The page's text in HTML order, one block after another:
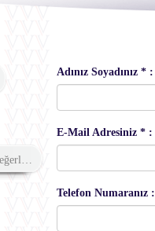
Kentsel Dönüşüm / Yenileme Değerleme Talebi
Adınız Soyadınız * :
E-Mail Adresiniz * :
Telefon Numaranız :